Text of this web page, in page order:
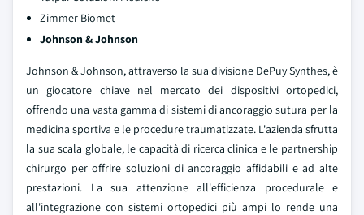
Zimmer Biomet
Johnson & Johnson
Johnson & Johnson, attraverso la sua divisione DePuy Synthes, è
un giocatore chiave nel mercato dei dispositivi ortopedici,
offrendo una vasta gamma di sistemi di ancoraggio sutura per la
medicina sportiva e le procedure traumatizzate. L'azienda sfrutta
la sua scala globale, le capacità di ricerca clinica e le partnership
chirurgo per offrire soluzioni di ancoraggio affidabili e ad alte
prestazioni. La sua attenzione all'efficienza procedurale e
all'integrazione con sistemi ortopedici più ampi lo rende una